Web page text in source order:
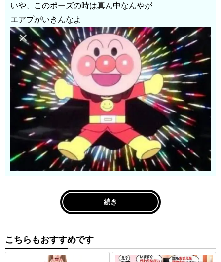
いや、このポーズの時は真ん中なんやが
エアプがいきんなよ
続き
こちらもおすすめです